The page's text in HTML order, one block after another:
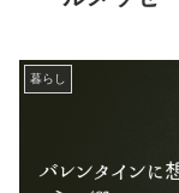
暮らし